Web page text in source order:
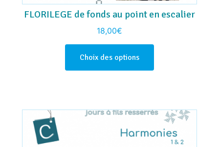
FLORILEGE de fonds au point en escalier
18,00€
Choix des options